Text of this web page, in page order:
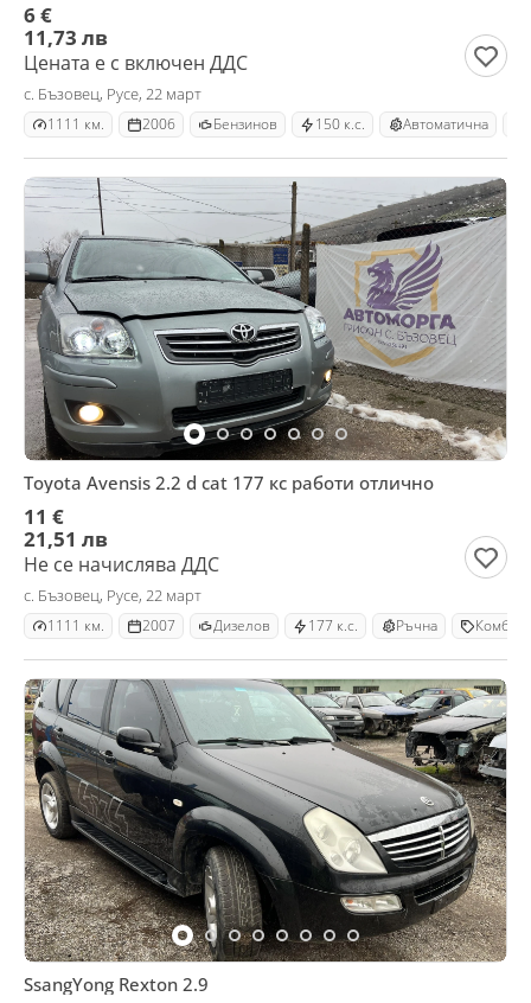
6 €
11,73 лв
Цената е с включен ДДС
с. Бъзовец, Русе, 22 март
1111 км. 2006 Бензинов 150 к.с. Автоматична
Toyota Avensis 2.2 d cat 177 кс работи отлично
11 €
21,51 лв
Не се начислява ДДС
с. Бъзовец, Русе, 22 март
1111 км. 2007 Дизелов 177 к.с. Ръчна Комби
SsangYong Rexton 2.9